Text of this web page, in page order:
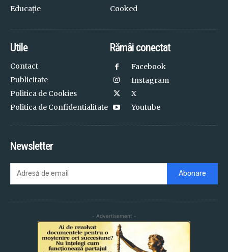
Educație
Cooked
Utile
Contact
Publicitate
Politica de Cookies
Politica de Confidentialitate
Rămâi conectat
Facebook
Instagram
X
Youtube
Newsletter
Abonare
- Advertisement -